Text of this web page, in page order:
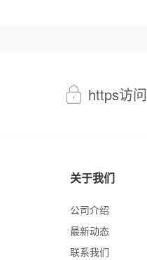
https访问
关于我们
公司介绍
最新动态
联系我们